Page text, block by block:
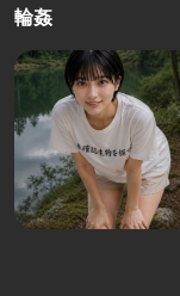
輪姦